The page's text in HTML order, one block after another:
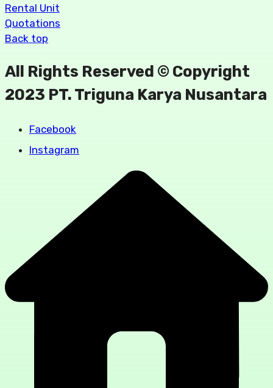
Rental Unit
Quotations
Back top
All Rights Reserved © Copyright
2023 PT. Triguna Karya Nusantara
Facebook
Instagram